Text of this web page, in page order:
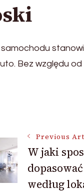
Bez względu
Previous
W jaki
według